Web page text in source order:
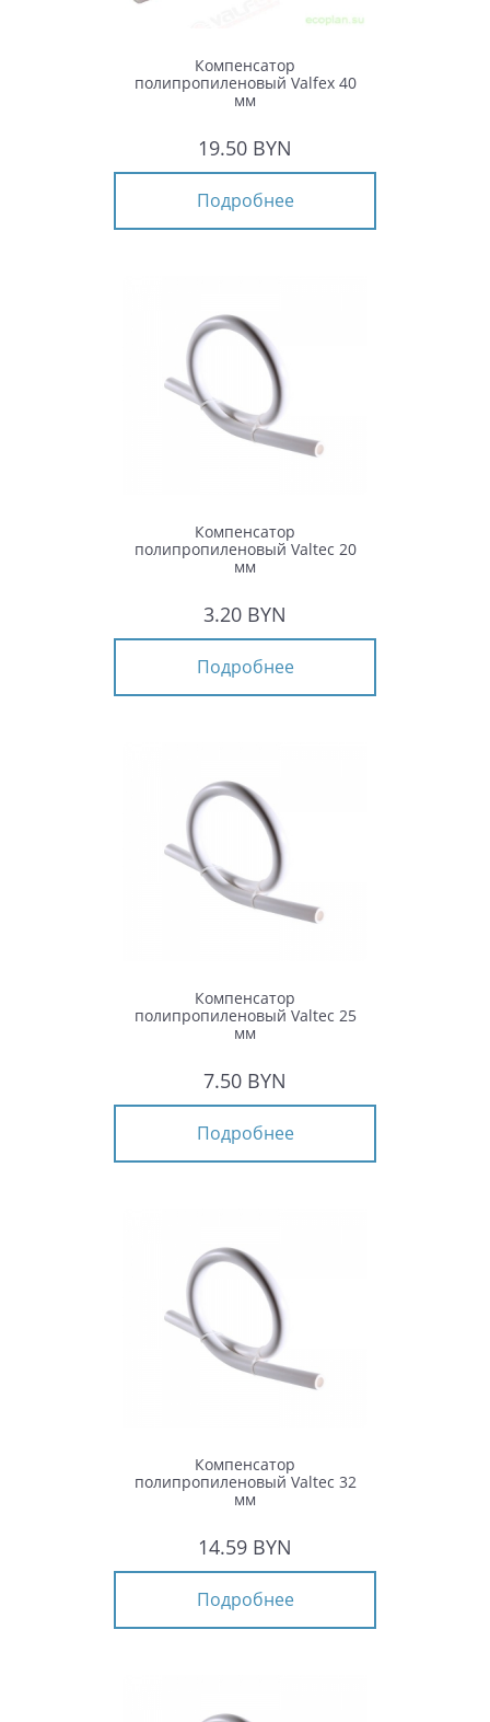
Компенсатор
полипропиленовый Valfex 40
мм
19.50 BYN
Подробнее
Компенсатор
полипропиленовый Valtec 20
мм
3.20 BYN
Подробнее
Компенсатор
полипропиленовый Valtec 25
мм
7.50 BYN
Подробнее
Компенсатор
полипропиленовый Valtec 32
мм
14.59 BYN
Подробнее